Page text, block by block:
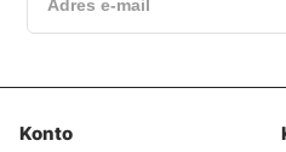
Konto